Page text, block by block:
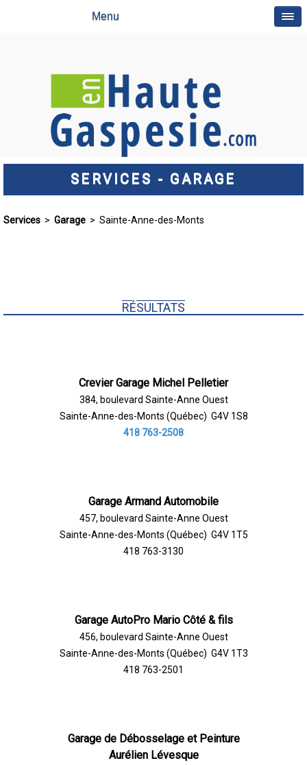
Menu
SERVICES - GARAGE
Services > Garage > Sainte-Anne-des-Monts
RÉSULTATS
Crevier Garage Michel Pelletier
384, boulevard Sainte-Anne Ouest
Sainte-Anne-des-Monts (Québec) G4V 1S8
418 763-2508
Garage Armand Automobile
457, boulevard Sainte-Anne Ouest
Sainte-Anne-des-Monts (Québec) G4V 1T5
418 763-3130
Garage AutoPro Mario Côté & fils
456, boulevard Sainte-Anne Ouest
Sainte-Anne-des-Monts (Québec) G4V 1T3
418 763-2501
Garage de Débosselage et Peinture
Aurélien Lévesque